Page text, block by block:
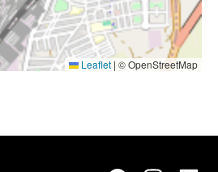
Leaflet | © OpenStreetMap